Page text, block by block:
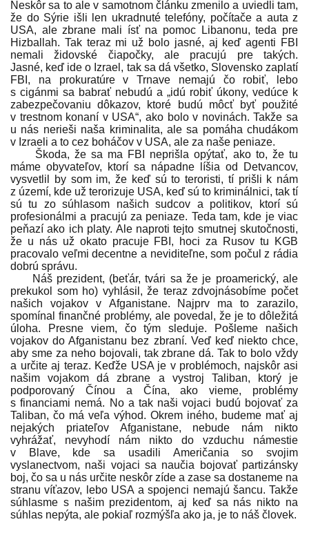
Neskôr sa to ale v samotnom článku zmenilo a uviedli tam,
že do Sýrie išli len ukradnuté telefóny, počítače a auta z
USA, ale zbrane mali ísť na pomoc Libanonu, teda pre
Hizballah. Tak teraz mi už bolo jasné, aj keď agenti FBI
nemali židovské čiapočky, ale pracujú pre takých.
Jasné, keď ide o Izrael, tak sa dá všetko, Slovensko zaplatí
FBI, na prokuratúre v Trnave nemajú čo robiť, lebo
s cigánmi sa babrať nebudú a „idú robiť úkony, vedúce k
zabezpečovaniu dôkazov, ktoré budú môcť byť použité
v trestnom konaní v USA“, ako bolo v novinách. Takže sa
u nás nerieši naša kriminalita, ale sa pomáha chudákom
v Izraeli a to cez boháčov v USA, ale za naše peniaze.
Škoda, že sa ma FBI neprišla opýtať, ako to, že tu
máme obyvateľov, ktorí sa nápadne líšia od Detvancov,
vysvetlil by som im, že keď sú to teroristi, tí prišli k nám
z území, kde už terorizuje USA, keď sú to kriminálnici, tak tí
sú tu zo súhlasom našich sudcov a politikov, ktorí sú
profesionálmi a pracujú za peniaze. Teda tam, kde je viac
peňazí ako ich platy. Ale naproti tejto smutnej skutočnosti,
že u nás už okato pracuje FBI, hoci za Rusov tu KGB
pracovalo veľmi decentne a neviditeľne, som počul z rádia
dobrú správu.
Náš prezident, (beťár, tvári sa že je proamerický, ale
prekukol som ho) vyhlásil, že teraz zdvojnásobíme počet
našich vojakov v Afganistane. Najprv ma to zarazilo,
spomínal finančné problémy, ale povedal, že je to dôležitá
úloha. Presne viem, čo tým sleduje. Pošleme našich
vojakov do Afganistanu bez zbraní. Veď keď niekto chce,
aby sme za neho bojovali, tak zbrane dá. Tak to bolo vždy
a určite aj teraz. Keďže USA je v problémoch, najskôr asi
našim vojakom dá zbrane a vystroj Taliban, ktorý je
podporovaný Čínou a Čína, ako vieme, problémy
s financiami nemá. No a tak naši vojaci budú bojovať za
Taliban, čo má veľa výhod. Okrem iného, budeme mať aj
nejakých priateľov Afganistane, nebude nám nikto
vyhrážať, nevyhodí nám nikto do vzduchu námestie
v Blave, kde sa usadili Američania so svojim
vyslanectvom, naši vojaci sa naučia bojovať partizánsky
boj, čo sa u nás určite neskôr zíde a zase sa dostaneme na
stranu víťazov, lebo USA a spojenci nemajú šancu. Takže
súhlasme s našim prezidentom, aj keď sa nás nikto na
súhlas nepýta, ale pokiaľ rozmýšľa ako ja, je to náš človek.